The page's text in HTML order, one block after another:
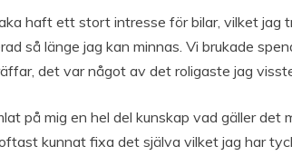
haft ett stort intresse för bilar, vilket jag
så länge jag kan minnas. Vi brukade
det var något av det roligaste jag
på mig en hel del kunskap vad gäller det
kunnat fixa det själva vilket jag har